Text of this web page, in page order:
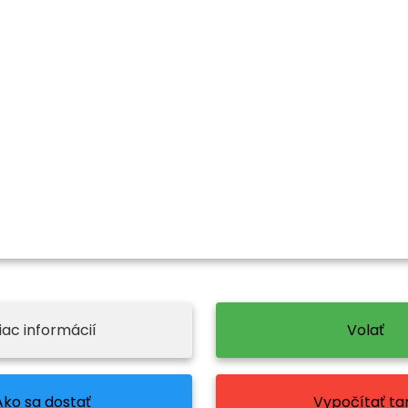
informácií Volať
sa dostať Vypočítať